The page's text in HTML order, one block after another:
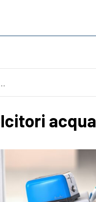
acqua